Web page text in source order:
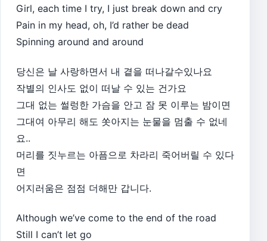
Girl, each time I try, I just break down and cry
Pain in my head, oh, I’d rather be dead
Spinning around and around
당신은 날 사랑하면서 내 곁을 떠나갈수있나요
작별의 인사도 없이 떠날 수 있는 건가요
그대 없는 썰렁한 가슴을 안고 잠 못 이루는 밤이면
그대여 아무리 해도 쏫아지는 눈물을 멈출 수 없네
요..
머리를 짓누르는 아픔으로 차라리 죽어버릴 수 있다
면
어지러움은 점점 더해만 갑니다.
Although we’ve come to the end of the road
Still I can’t let go